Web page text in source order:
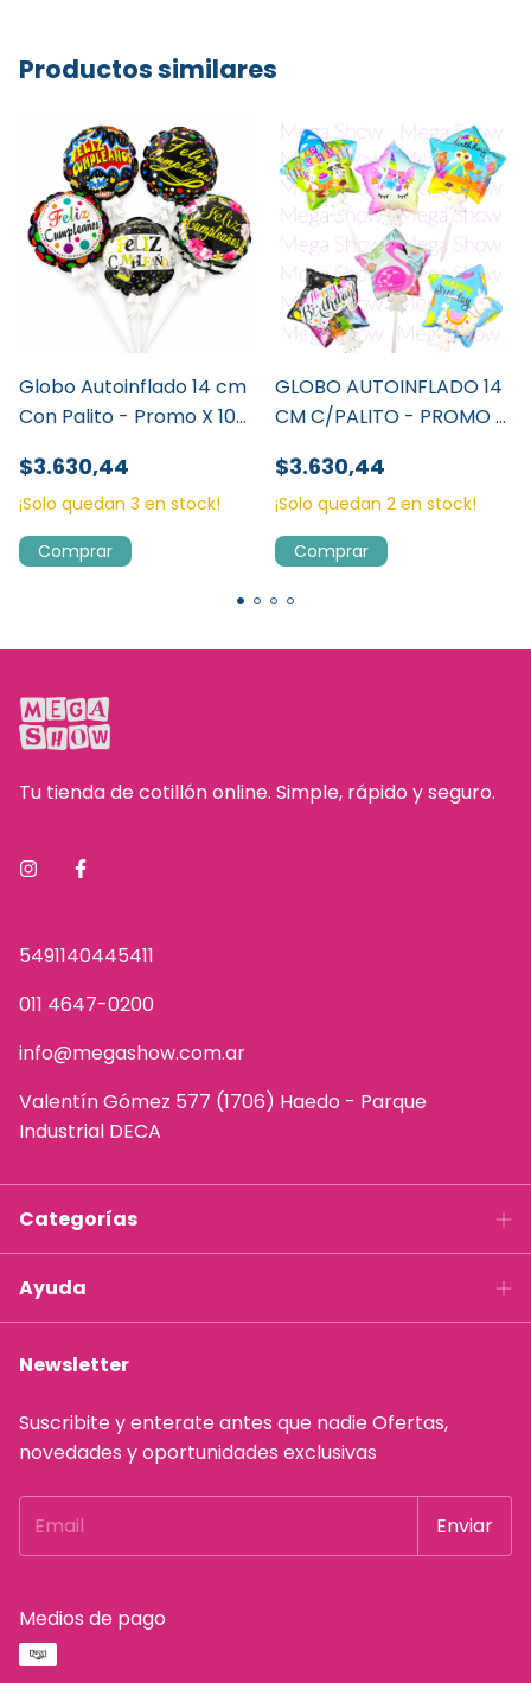
Productos similares
Globo Autoinflado 14 cm
Con Palito - Promo X 10
$3.630,44
¡Solo quedan 3 en stock!
Comprar
GLOBO AUTOINFLADO 14
CM C/PALITO - PROMO X
$3.630,44
¡Solo quedan 2 en stock!
Comprar
Tu tienda de cotillón online. Simple, rápido y seguro.
5491140445411
011 4647-0200
info@megashow.com.ar
Valentín Gómez 577 (1706) Haedo - Parque
Industrial DECA
Categorías
Ayuda
Newsletter
Suscribite y enterate antes que nadie Ofertas,
novedades y oportunidades exclusivas
Medios de pago